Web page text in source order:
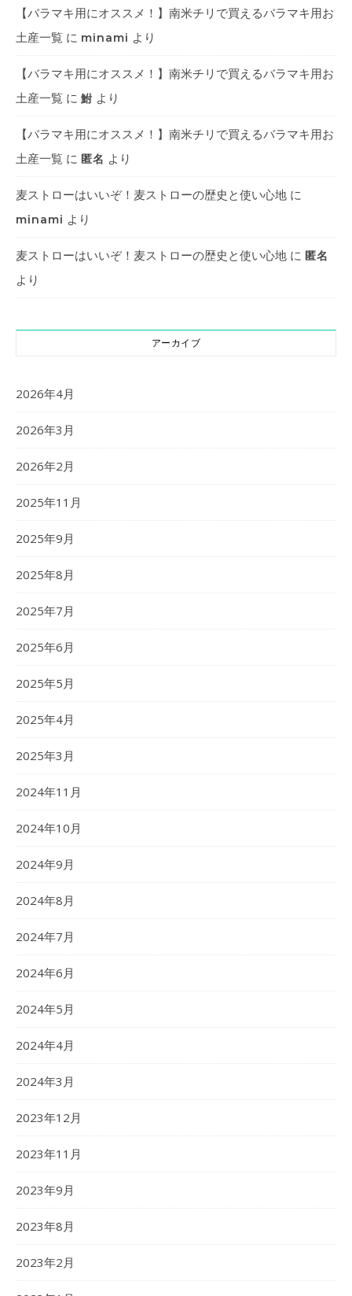
【バラマキ用にオススメ！】南米チリで買えるバラマキ用お
土産一覧 に minami より
【バラマキ用にオススメ！】南米チリで買えるバラマキ用お
土産一覧 に 鮒 より
【バラマキ用にオススメ！】南米チリで買えるバラマキ用お
土産一覧 に 匿名 より
麦ストローはいいぞ！麦ストローの歴史と使い心地 に
minami より
麦ストローはいいぞ！麦ストローの歴史と使い心地 に 匿名
より
アーカイブ
2026年4月
2026年3月
2026年2月
2025年11月
2025年9月
2025年8月
2025年7月
2025年6月
2025年5月
2025年4月
2025年3月
2024年11月
2024年10月
2024年9月
2024年8月
2024年7月
2024年6月
2024年5月
2024年4月
2024年3月
2023年12月
2023年11月
2023年9月
2023年8月
2023年2月